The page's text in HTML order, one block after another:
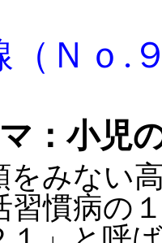
（Ｎｏ.
：小児
をみない
習慣病の